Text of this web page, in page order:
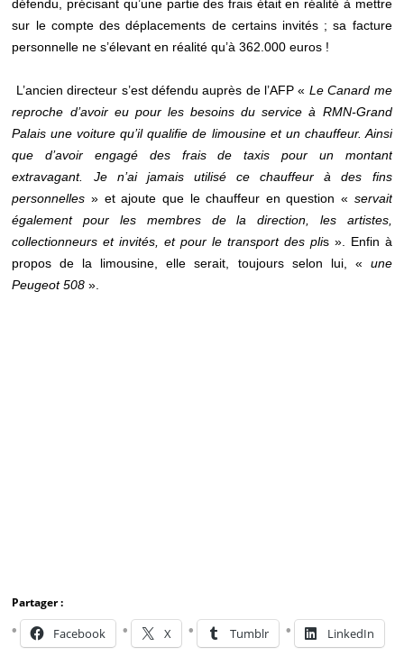
défendu, précisant qu’une partie des frais était en réalité à mettre
sur le compte des déplacements de certains invités ; sa facture
personnelle ne s’élevant en réalité qu’à 362.000 euros !
L’ancien directeur s’est défendu auprès de l’AFP « Le Canard me
reproche d’avoir eu pour les besoins du service à RMN-Grand
Palais une voiture qu’il qualifie de limousine et un chauffeur. Ainsi
que d’avoir engagé des frais de taxis pour un montant
extravagant. Je n’ai jamais utilisé ce chauffeur à des fins
personnelles » et ajoute que le chauffeur en question « servait
également pour les membres de la direction, les artistes,
collectionneurs et invités, et pour le transport des plis ». Enfin à
propos de la limousine, elle serait, toujours selon lui, « une
Peugeot 508 ».
Partager :
Facebook X Tumblr LinkedIn